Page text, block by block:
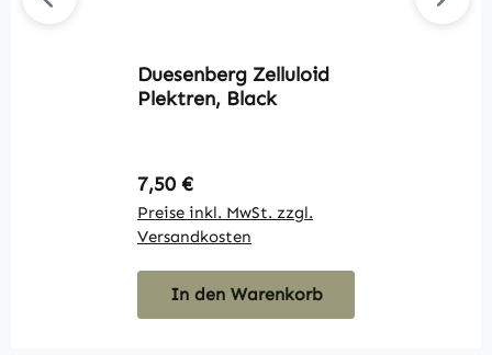
Duesenberg Zelluloid
Plektren, Black
Regulärer Preis:
7,50 €
Preise inkl. MwSt. zzgl.
Versandkosten
In den Warenkorb